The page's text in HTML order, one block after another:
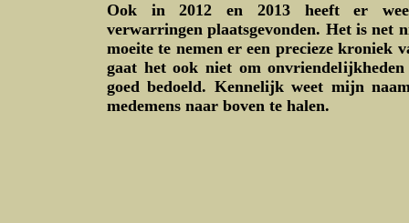
Ook in 2012 en 2013 heeft er
verwarringen plaatsgevonden. Het is net
moeite te nemen er een precieze kroniek
gaat het ook niet om
goed bedoeld. Kennelijk weet mijn
medemens naar boven te halen.